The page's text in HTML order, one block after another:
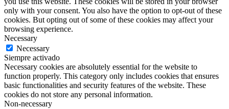
only with your consent. You also have the option to opt-out of these
cookies. But opting out of some of these cookies may affect your
browsing experience.
Necessary
Necessary
Siempre activado
Necessary cookies are absolutely essential for the website to
function properly. This category only includes cookies that ensures
basic functionalities and security features of the website. These
cookies do not store any personal information.
Non-necessary